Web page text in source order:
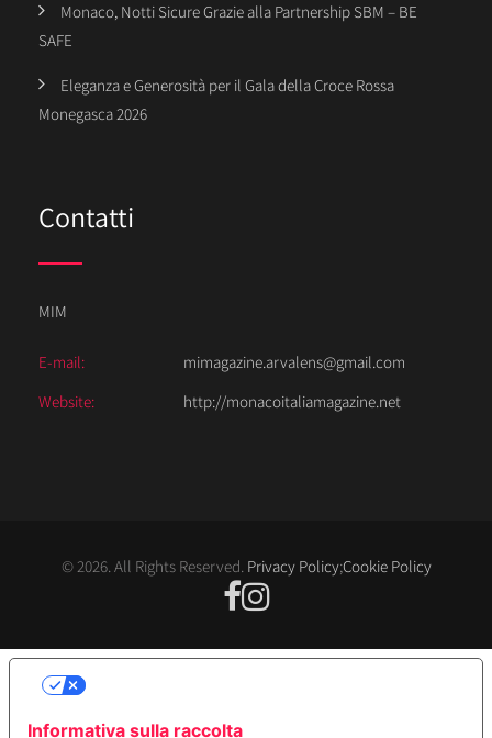
Monaco, Notti Sicure Grazie alla Partnership SBM – BE
SAFE
Eleganza e Generosità per il Gala della Croce Rossa
Monegasca 2026
Contatti
MIM
E-mail:
mimagazine.arvalens@gmail.com
Website:
http://monacoitaliamagazine.net
© 2026. All Rights Reserved. Privacy Policy;Cookie Policy
Informativa sulla raccolta